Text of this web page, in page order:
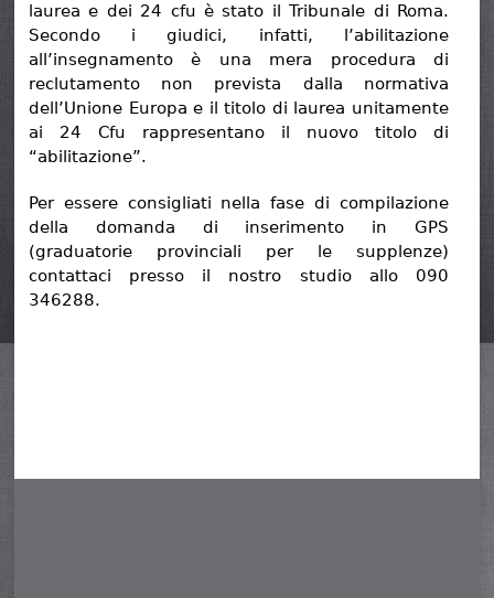
laurea e dei 24 cfu è stato il Tribunale di Roma.
Secondo i giudici, infatti, l’abilitazione
all’insegnamento è una mera procedura di
reclutamento non prevista dalla normativa
dell’Unione Europa e il titolo di laurea unitamente
ai 24 Cfu rappresentano il nuovo titolo di
“abilitazione”.
Per essere consigliati nella fase di compilazione
della domanda di inserimento in GPS
(graduatorie provinciali per le supplenze)
contattaci presso il nostro studio allo 090
346288.